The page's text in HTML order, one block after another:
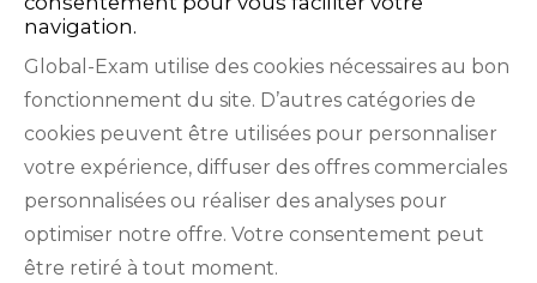
Twitter YouTube
navigation.
Global-Exam utilise des cookies nécessaires au bon
fonctionnement du site. D’autres catégories de
cookies peuvent être utilisées pour personnaliser
votre expérience, diffuser des offres commerciales
personnalisées ou réaliser des analyses pour
optimiser notre offre. Votre consentement peut
être retiré à tout moment.